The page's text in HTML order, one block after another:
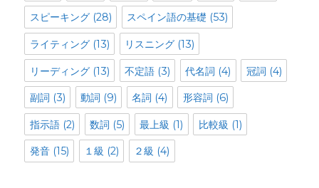
スピーキング(28) スペイン語の基礎 (53)
ライティング(13) リスニング (13)
リーディング(13) 不定語 (3) 代名詞 (4) 冠詞 (4)
副詞 (3) 動詞 (9) 名詞 (4) 形容詞 (6)
指示語(2) 数詞 (5) 最上級 (1) 比較級 (1)
発音(15) １級 (2) ２級 (4)